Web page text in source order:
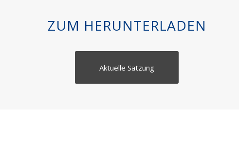
ZUM HERUNTERLADEN
Aktuelle Satzung